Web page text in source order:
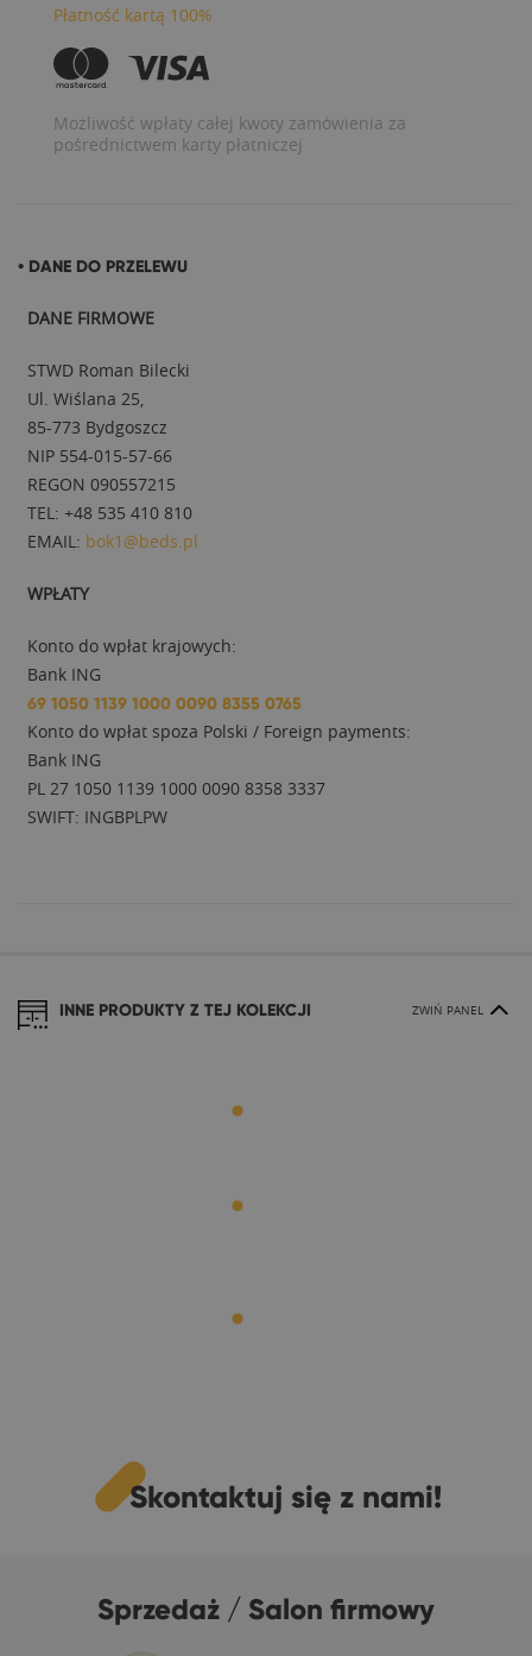
Płatność kartą 100%
Możliwość wpłaty całej kwoty zamówienia za
pośrednictwem karty płatniczej
• DANE DO PRZELEWU
DANE FIRMOWE
STWD Roman Bilecki
Ul. Wiślana 25,
85-773 Bydgoszcz
NIP 554-015-57-66
REGON 090557215
TEL: +48 535 410 810
EMAIL: bok1@beds.pl
WPŁATY
Konto do wpłat krajowych:
Bank ING
69 1050 1139 1000 0090 8355 0765
Konto do wpłat spoza Polski / Foreign payments:
Bank ING
PL 27 1050 1139 1000 0090 8358 3337
SWIFT: INGBPLPW
INNE PRODUKTY Z TEJ KOLEKCJI ZWIŃ PANEL
Skontaktuj się z nami!
Sprzedaż / Salon firmowy